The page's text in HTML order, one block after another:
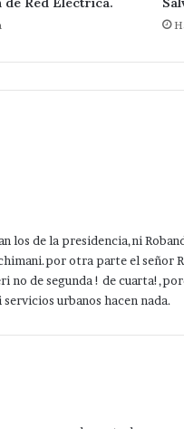
los de la presidencia,ni
otra parte el señor
no de segunda ! de
urbanos hacen nada.
ilegales en
de
Red